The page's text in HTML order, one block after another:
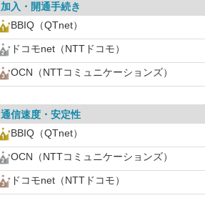
加入・開通手続き
BBIQ（QTnet）
ドコモnet（NTTドコモ）
OCN（NTTコミュニケーションズ）
通信速度・安定性
BBIQ（QTnet）
OCN（NTTコミュニケーションズ）
ドコモnet（NTTドコモ）